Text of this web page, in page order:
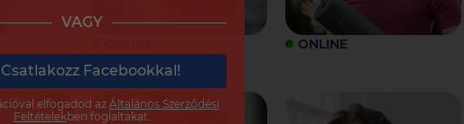
ONLINE
VAGY
Csatlakozz Facebookkal!
elfogadod az Általános Szerződési
Feltételekben foglaltakat.